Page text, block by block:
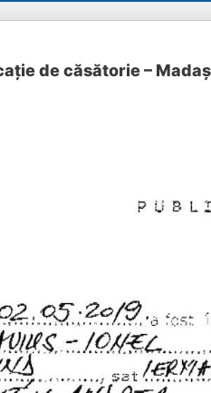
de căsătorie –